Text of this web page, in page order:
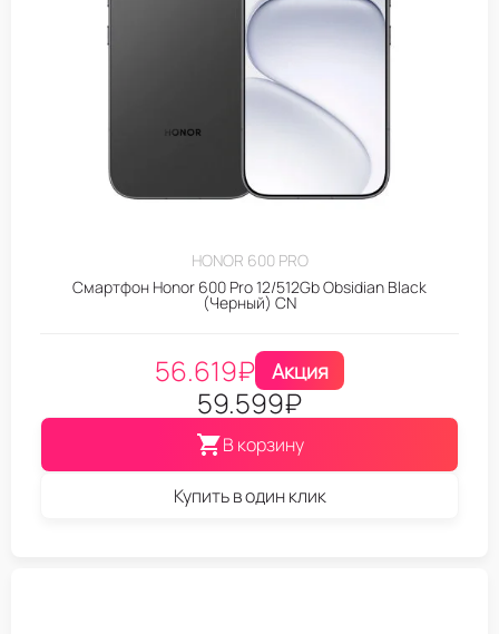
HONOR 600 PRO
Смартфон Honor 600 Pro 12/512Gb Obsidian Black
(Черный) CN
56.619₽ Акция
59.599₽
В корзину
Купить в один клик